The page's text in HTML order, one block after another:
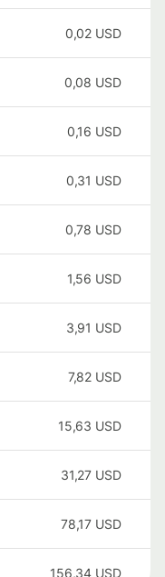
0,02 USD
0,08 USD
0,16 USD
0,31 USD
0,78 USD
1,56 USD
3,91 USD
7,82 USD
15,63 USD
31,27 USD
78,17 USD
156,34 USD